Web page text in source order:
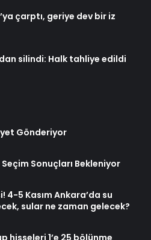
çarptı, geriye dev bir iz
silindi: Halk tahliye edildi
Gönderiyor
Sonuçları Bekleniyor
4-5 Kasım Ankara’da su
sular ne zaman gelecek?